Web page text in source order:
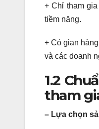
+ Chỉ tham
tiềm năng.
+ Có gian
và các doanh
1.2
tham
– Lựa chọn